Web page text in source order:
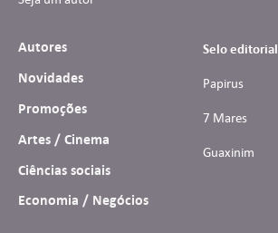
Autores
Novidades
Promoções
Artes / Cinema
Ciências sociais
Economia / Negócios
Selo editorial
Papirus
7 Mares
Guaxinim